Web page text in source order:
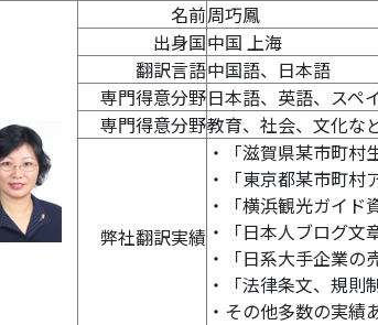
名前周巧鳳
出身国中国 上海
翻訳言語中国語、日本語
専門得意分野日本語、英語、スペ
専門得意分野教育、社会、文化な
弊社翻訳実績
・「滋賀県某市町
・「東京都某市町
・「横浜観光ガイ
・「日本人ブログ
・「日系大手企業
・「法律条文、規
・その他多数の実績